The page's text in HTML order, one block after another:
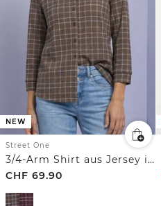
NEW
Street One
3/4-Arm Shirt aus Jersey im Blusen-Look
CHF 69.90